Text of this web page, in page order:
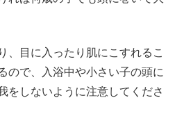
、目に入ったり肌にこすれるこ
ので、入浴中や小さい子の頭に
をしないように注意してくださ